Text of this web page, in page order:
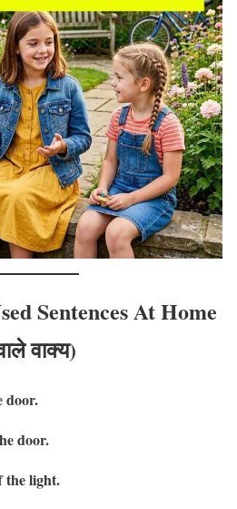
Sentences At Home
वाक्य)
door.
door.
the light.